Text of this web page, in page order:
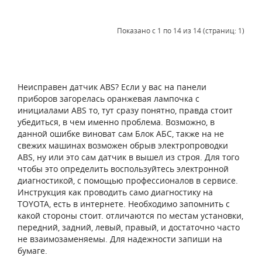
Показано с 1 по 14 из 14 (страниц: 1)
Неисправен датчик ABS? Если у вас на панели
приборов загорелась оранжевая лампочка с
инициалами ABS то, тут сразу понятно, правда стоит
убедиться, в чем именно проблема. Возможно, в
данной ошибке виноват сам Блок АБС, также на не
свежих машинах возможен обрыв электропроводки
ABS, ну или это сам датчик в вышел из строя. Для того
чтобы это определить воспользуйтесь электронной
диагностикой, с помощью профессионалов в сервисе.
Инструкция как проводить само диагностику на
TOYOTA, есть в интернете. Необходимо запомнить с
какой стороны стоит. отличаются по местам установки,
передний, задний, левый, правый, и достаточно часто
не взаимозаменяемы. Для надежности запиши на
бумаге.